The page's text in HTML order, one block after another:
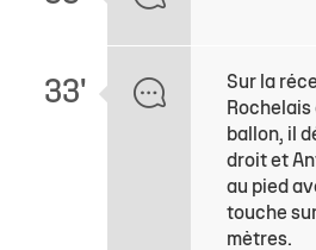
33'
Sur la
ballon, il
droit et
au pied
touche
mètres.